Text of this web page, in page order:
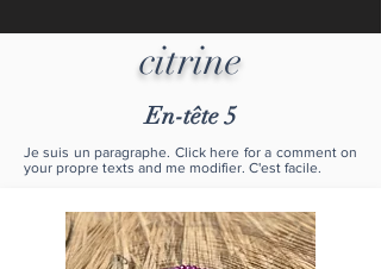
citrine
En-tête 5
Je suis un paragraphe. Click here for a comment on
your propre texts and me modifier. C'est facile.